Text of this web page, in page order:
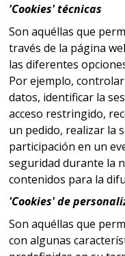
'Cookies' técnicas
Son aquéllas que
través de la página
las diferentes
Por ejemplo,
datos, identificar la
acceso restringido,
un pedido, realizar la
participación en un
seguridad durante la
contenidos para la
'Cookies' de
Son aquéllas que
con algunas